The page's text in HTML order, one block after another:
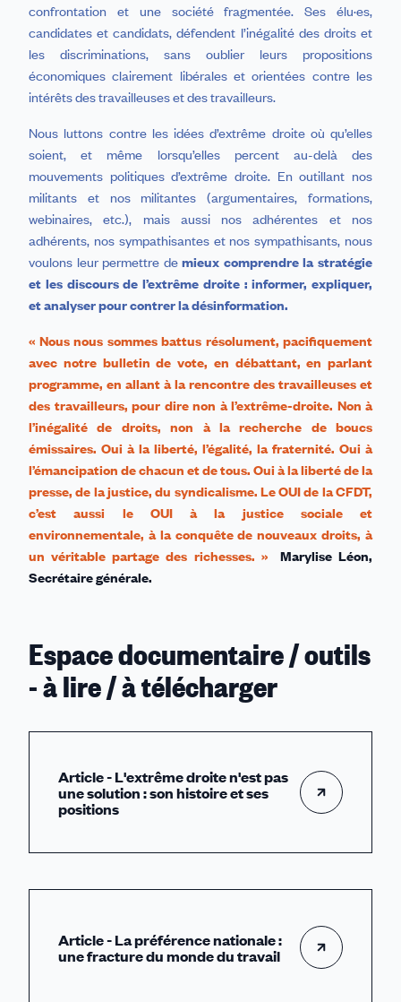
confrontation et une société fragmentée. Ses élu·es,
candidates et candidats, défendent l’inégalité des droits et
les discriminations, sans oublier leurs propositions
économiques clairement libérales et orientées contre les
intérêts des travailleuses et des travailleurs.
Nous luttons contre les idées d’extrême droite où qu’elles
soient, et même lorsqu’elles percent au-delà des
mouvements politiques d’extrême droite. En outillant nos
militants et nos militantes (argumentaires, formations,
webinaires, etc.), mais aussi nos adhérentes et nos
adhérents, nos sympathisantes et nos sympathisants, nous
voulons leur permettre demieux comprendre la stratégie
et les discours de l’extrême droite : informer, expliquer,
et analyser pour contrer la désinformation.
« Nous nous sommes battus résolument, pacifiquement
avec notre bulletin de vote, en débattant, en parlant
programme, en allant à la rencontre des travailleuses et
des travailleurs, pour dire non à l’extrême-droite. Non à
l’inégalité de droits, non à la recherche de boucs
émissaires. Oui à la liberté, l’égalité, la fraternité. Oui à
l’émancipation de chacun et de tous. Oui à la liberté de la
presse, de la justice, du syndicalisme. Le OUI de la CFDT,
c’est aussi le OUI à la justice sociale et
environnementale, à la conquête de nouveaux droits, à
un véritable partage des richesses. »
Marylise Léon,
Secrétaire générale.
Espace documentaire / outils
- à lire / à télécharger
Article - L'extrême droite n'est pas
une solution : son histoire et ses
positions
Article - La préférence nationale :
une fracture du monde du travail